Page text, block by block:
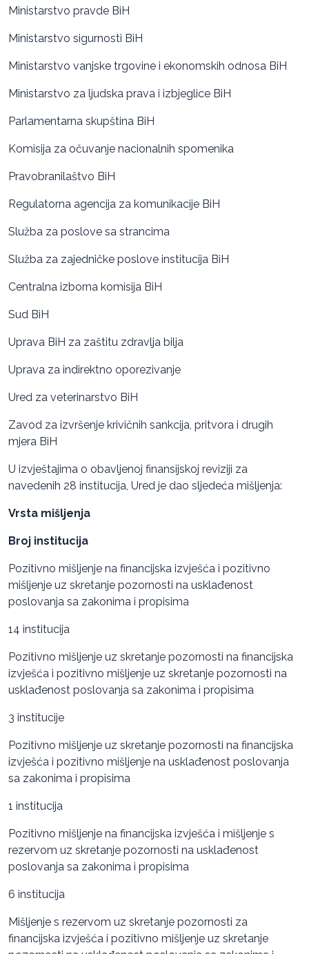
Ministarstvo pravde BiH
Ministarstvo sigurnosti BiH
Ministarstvo vanjske trgovine i ekonomskih odnosa BiH
Ministarstvo za ljudska prava i izbjeglice BiH
Parlamentarna skupština BiH
Komisija za očuvanje nacionalnih spomenika
Pravobranilaštvo BiH
Regulatorna agencija za komunikacije BiH
Služba za poslove sa strancima
Služba za zajedničke poslove institucija BiH
Centralna izborna komisija BiH
Sud BiH
Uprava BiH za zaštitu zdravlja bilja
Uprava za indirektno oporezivanje
Ured za veterinarstvo BiH
Zavod za izvršenje krivičnih sankcija, pritvora i drugih
mjera BiH
U izvještajima o obavljenoj finansijskoj reviziji za
navedenih 28 institucija, Ured je dao sljedeća mišljenja:
Vrsta mišljenja
Broj institucija
Pozitivno mišljenje na financijska izvješća i pozitivno
mišljenje uz skretanje pozornosti na usklađenost
poslovanja sa zakonima i propisima
14 institucija
Pozitivno mišljenje uz skretanje pozornosti na financijska
izvješća i pozitivno mišljenje uz skretanje pozornosti na
usklađenost poslovanja sa zakonima i propisima
3 institucije
Pozitivno mišljenje uz skretanje pozornosti na financijska
izvješća i pozitivno mišljenje na usklađenost poslovanja
sa zakonima i propisima
1 institucija
Pozitivno mišljenje na financijska izvješća i mišljenje s
rezervom uz skretanje pozornosti na usklađenost
poslovanja sa zakonima i propisima
6 institucija
Mišljenje s rezervom uz skretanje pozornosti za
financijska izvješća i pozitivno mišljenje uz skretanje